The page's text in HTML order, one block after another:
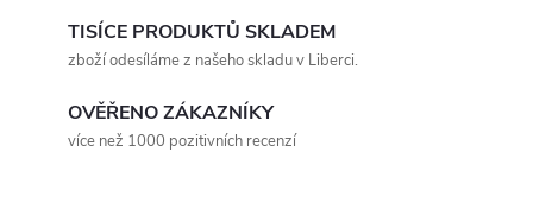
TISÍCE PRODUKTŮ SKLADEM
zboží odesíláme z našeho skladu v Liberci.
OVĚŘENO ZÁKAZNÍKY
více než 1000 pozitivních recenzí